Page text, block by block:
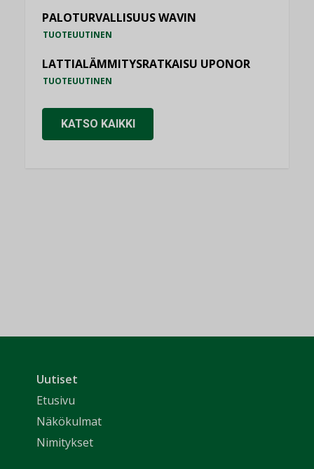
PALOTURVALLISUUS WAVIN
TUOTEUUTINEN
LATTIALÄMMITYSRATKAISU UPONOR
TUOTEUUTINEN
KATSO KAIKKI
Uutiset
Etusivu
Näkökulmat
Nimitykset